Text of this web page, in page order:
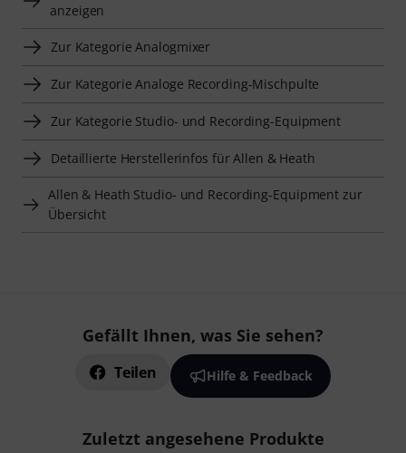
anzeigen
Zur Kategorie Analogmixer
Zur Kategorie Analoge Recording-Mischpulte
Zur Kategorie Studio- und Recording-Equipment
Detaillierte Herstellerinfos für Allen & Heath
Allen & Heath Studio- und Recording-Equipment zur
Übersicht
Gefällt Ihnen, was Sie sehen?
Teilen Hilfe & Feedback
Zuletzt angesehene Produkte